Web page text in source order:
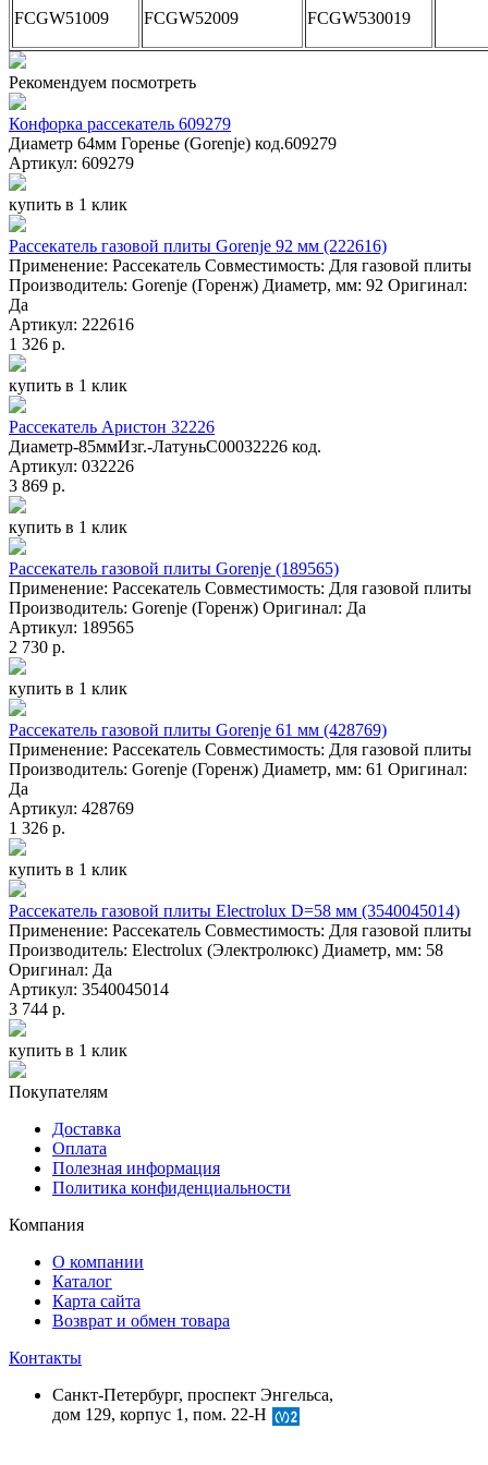
FCGW51009 FCGW52009 FCGW530019
Рекомендуем посмотреть
Конфорка рассекатель 609279
Диаметр 64мм Горенье (Gorenje) код.609279
Артикул: 609279
купить в 1 клик
Рассекатель газовой плиты Gorenje 92 мм (222616)
Применение: Рассекатель Совместимость: Для газовой плиты
Производитель: Gorenje (Горенж) Диаметр, мм: 92 Оригинал:
Да
Артикул: 222616
1 326 р.
купить в 1 клик
Рассекатель Аристон 32226
Диаметр-85ммИзг.-ЛатуньC00032226 код.
Артикул: 032226
3 869 р.
купить в 1 клик
Рассекатель газовой плиты Gorenje (189565)
Применение: Рассекатель Совместимость: Для газовой плиты
Производитель: Gorenje (Горенж) Оригинал: Да
Артикул: 189565
2 730 р.
купить в 1 клик
Рассекатель газовой плиты Gorenje 61 мм (428769)
Применение: Рассекатель Совместимость: Для газовой плиты
Производитель: Gorenje (Горенж) Диаметр, мм: 61 Оригинал:
Да
Артикул: 428769
1 326 р.
купить в 1 клик
Рассекатель газовой плиты Electrolux D=58 мм (3540045014)
Применение: Рассекатель Совместимость: Для газовой плиты
Производитель: Electrolux (Электролюкс) Диаметр, мм: 58
Оригинал: Да
Артикул: 3540045014
3 744 р.
купить в 1 клик
Покупателям
Доставка
Оплата
Полезная информация
Политика конфиденциальности
Компания
О компании
Каталог
Карта сайта
Возврат и обмен товара
Контакты
Санкт-Петербург, проспект Энгельса,
дом 129, корпус 1, пом. 22-Н